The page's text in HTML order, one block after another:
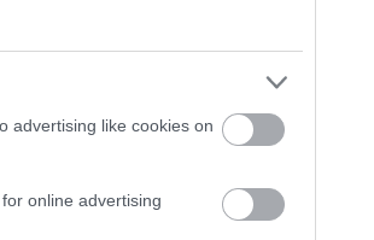
advertising like cookies on
online advertising
Αθήνα υπάρχουν μουσεία που
να τα δεις; Τι, δεν το πιστεύεις;